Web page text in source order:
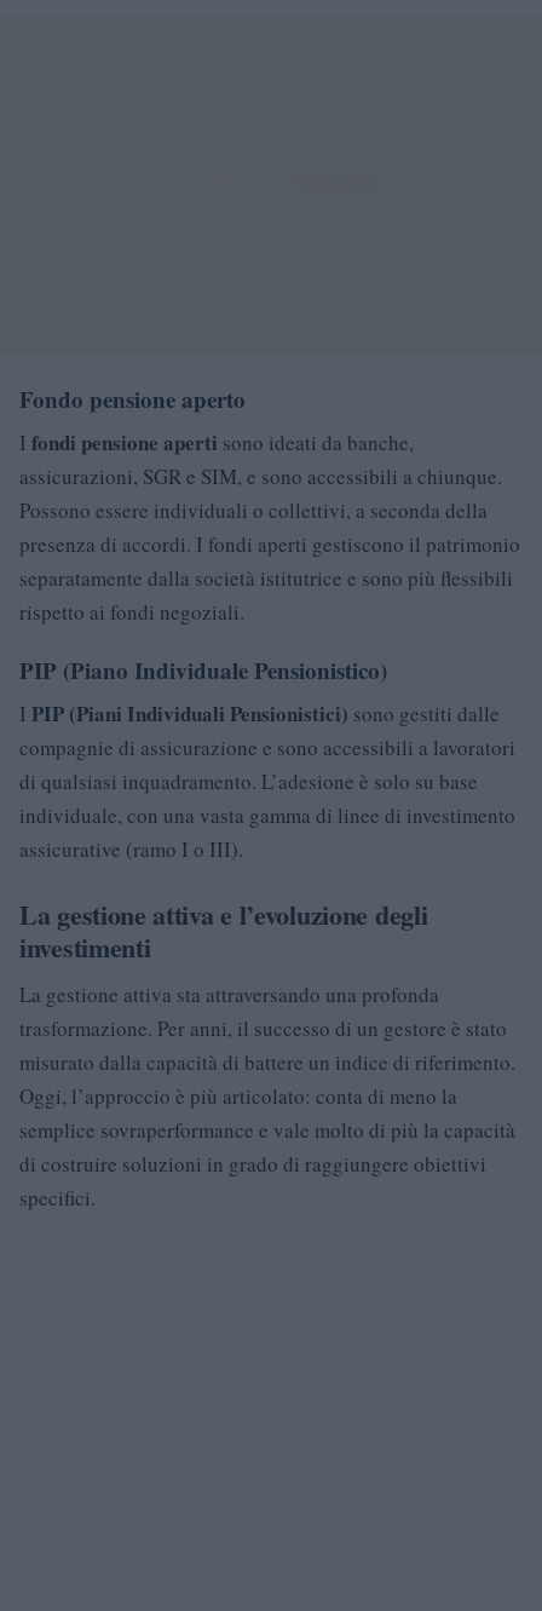
Fondo pensione aperto
I fondi pensione aperti sono ideati da banche,
assicurazioni, SGR e SIM, e sono accessibili a chiunque.
Possono essere individuali o collettivi, a seconda della
presenza di accordi. I fondi aperti gestiscono il patrimonio
separatamente dalla società istitutrice e sono più flessibili
rispetto ai fondi negoziali.
PIP (Piano Individuale Pensionistico)
I PIP (Piani Individuali Pensionistici) sono gestiti dalle
compagnie di assicurazione e sono accessibili a lavoratori
di qualsiasi inquadramento. L’adesione è solo su base
individuale, con una vasta gamma di linee di investimento
assicurative (ramo I o III).
La gestione attiva e l’evoluzione degli
investimenti
La gestione attiva sta attraversando una profonda
trasformazione. Per anni, il successo di un gestore è stato
misurato dalla capacità di battere un indice di riferimento.
Oggi, l’approccio è più articolato: conta di meno la
semplice sovraperformance e vale molto di più la capacità
di costruire soluzioni in grado di raggiungere obiettivi
specifici.